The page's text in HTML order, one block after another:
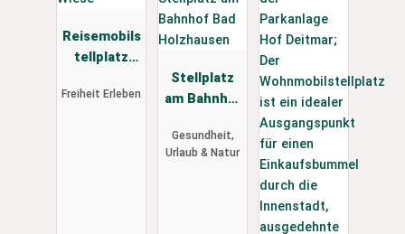
Reisemobils
tellplatz
gsee -
Freiheit Erleben
Stellplatz
am Bahnhof
Holzhausen
Gesundheit,
Urlaub & Natur